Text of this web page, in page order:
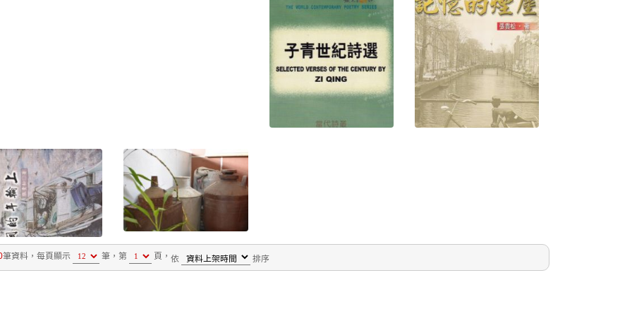
筆資料， 每頁顯示 筆， 第 頁， 依 排序